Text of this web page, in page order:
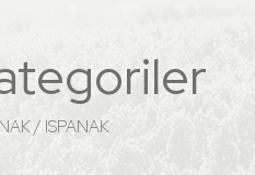
ISPANAK